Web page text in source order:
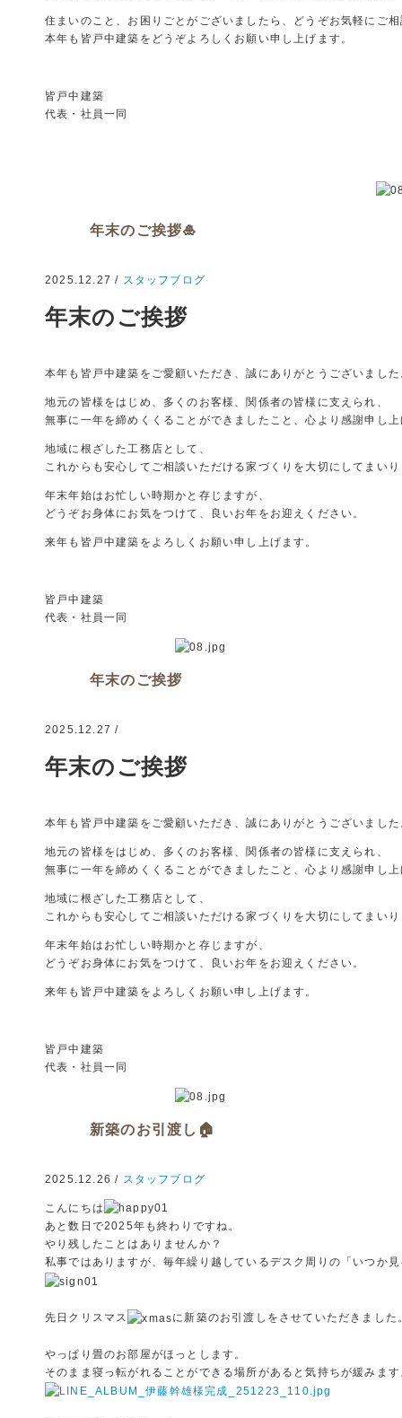
住まいのこと、お困りごとがございましたら、どうぞお気軽にご
本年も皆戸中建築をどうぞよろしくお願い申し上げます。
皆戸中建築
代表・社員一同
年末のご挨拶🎍
2025.12.27 / スタッフブログ
年末のご挨拶
本年も皆戸中建築をご愛顧いただき、誠にありがとうございまし
地元の皆様をはじめ、多くのお客様、関係者の皆様に支えられ、
無事に一年を締めくくることができましたこと、心より感謝申し
地域に根ざした工務店として、
これからも安心してご相談いただける家づくりを大切にしてまい
年末年始はお忙しい時期かと存じますが、
どうぞお身体にお気をつけて、良いお年をお迎えください。
来年も皆戸中建築をよろしくお願い申し上げます。
皆戸中建築
代表・社員一同
年末のご挨拶
2025.12.27 /
年末のご挨拶
本年も皆戸中建築をご愛顧いただき、誠にありがとうございまし
地元の皆様をはじめ、多くのお客様、関係者の皆様に支えられ、
無事に一年を締めくくることができましたこと、心より感謝申し
地域に根ざした工務店として、
これからも安心してご相談いただける家づくりを大切にしてまい
年末年始はお忙しい時期かと存じますが、
どうぞお身体にお気をつけて、良いお年をお迎えください。
来年も皆戸中建築をよろしくお願い申し上げます。
皆戸中建築
代表・社員一同
新築のお引渡し🏠
2025.12.26 / スタッフブログ
こんにちは
あと数日で2025年も終わりですね。
やり残したことはありませんか？
私事ではありますが、毎年繰り越しているデスク周りの「いつか
先日クリスマス に新築のお引渡しをさせていただきました
やっぱり畳のお部屋がほっとします。
そのまま寝っ転がれることができる場所があると気持ちが緩みま